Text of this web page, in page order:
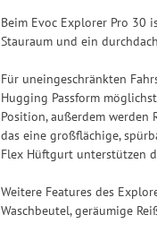
Beim Evoc Explorer Pro 30
Stauraum und ein
Für uneingeschränkten
Hugging Passform
Position, außerdem werden
das eine großflächige,
Flex Hüftgurt unterstützen
Weitere Features des
Waschbeutel, geräumige